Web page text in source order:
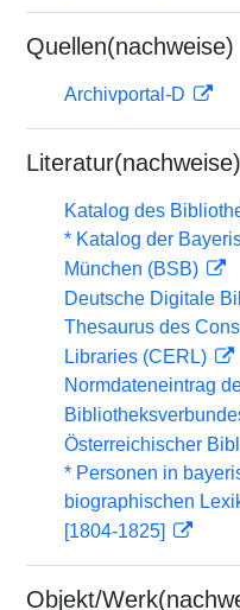
Quellen(nachweise)
Archivportal-D
Literatur(nachweise)
Katalog des
* Katalog der
München (BSB)
Deutsche Digitale
Thesaurus des
Libraries (CERL)
Normdateneintrag
Österreichischer
* Personen in
biographischen
[1804-1825]
Objekt/